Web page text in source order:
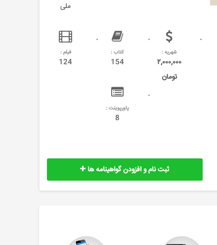
ملی
شهریه :
۲,۰۰۰,۰۰۰
تومان
کتاب :
154
فیلم :
124
پاورپوینت :
8
ثبت نام و افزودن گواهینامه ها